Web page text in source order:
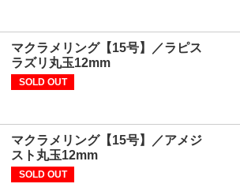
マクラメリング【15号】／ラピス
ラズリ丸玉12mm
SOLD OUT
マクラメリング【15号】／アメジ
スト丸玉12mm
SOLD OUT